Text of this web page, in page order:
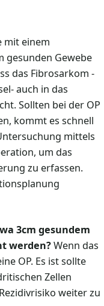
mit einem
gesunden Gewebe
das Fibrosarkom -
auch in das
Sollten bei der OP
kommt es schnell
mittels
um das
zu erfassen.
3cm gesundem
werden?Wenn das
OP. Es ist sollte
Zellen
weiter zu